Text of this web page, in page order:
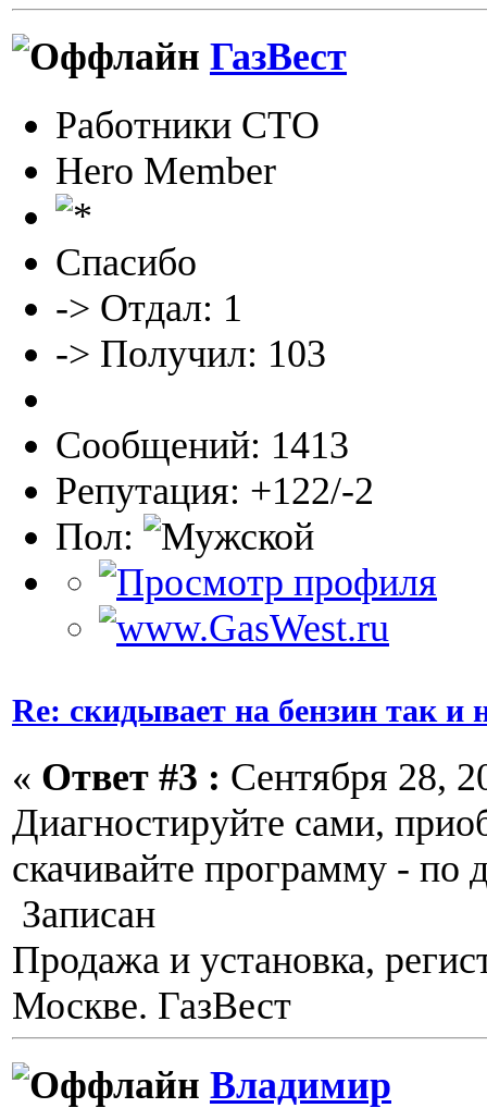
ГазВест
Работники СТО
Hero Member
Спасибо
-> Отдал: 1
-> Получил: 103
Сообщений: 1413
Репутация: +122/-2
Пол:
Re: скидывает на бензин так
« Ответ #3 : Сентября 28,
Диагностируйте сами,
скачивайте программу - по
Записан
Продажа и установка,
Москве. ГазВест
Владимир